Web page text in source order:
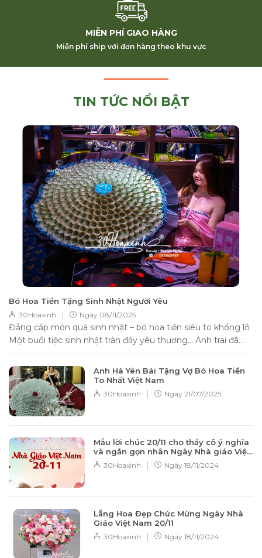
MIỄN PHÍ GIAO HÀNG
Miễn phí ship với đơn hàng theo khu vực
TIN TỨC NỔI BẬT
Bó Hoa Tiền Tặng Sinh Nhật Người Yêu
30Hoaxinh | Ngày 08/11/2025
Đẳng cấp món quà sinh nhật – bó hoa tiền siêu to khổng lồ
Một buổi tiệc sinh nhật tràn đầy yêu thương… Anh trai đã...
Anh Hà Yên Bái Tặng Vợ Bó Hoa Tiền
To Nhất Việt Nam
30Hoaxinh | Ngày 21/07/2025
Mẫu lời chúc 20/11 cho thầy cô ý nghĩa
và ngắn gọn nhân Ngày Nhà giáo Việt
Nam30Hoaxinh | Ngày 18/11/2024
Lẵng Hoa Đẹp Chúc Mừng Ngày Nhà
Giáo Việt Nam 20/11
30Hoaxinh | Ngày 18/11/2024